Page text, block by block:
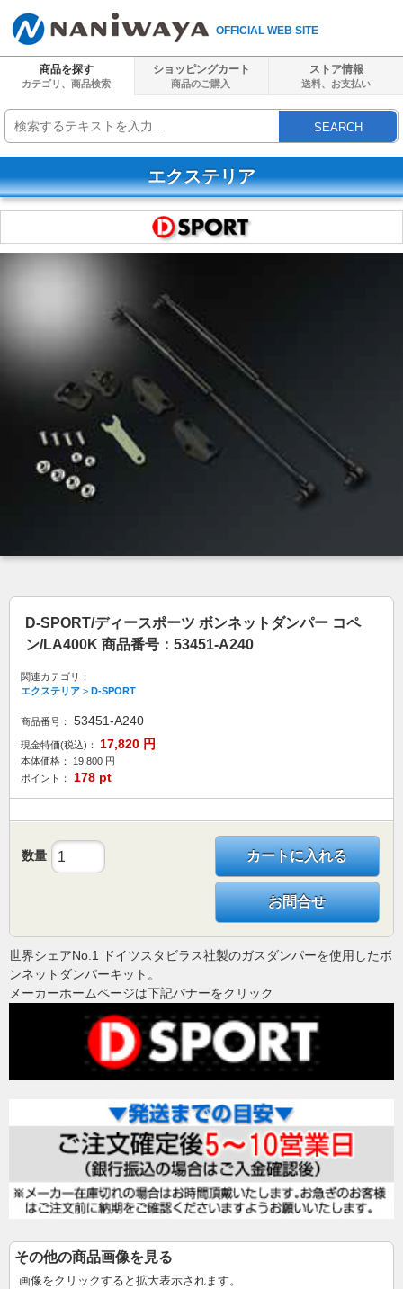
OFFICIAL WEB SITE
商品を探す
カテゴリ、商品検索
ショッピングカート
商品のご購入
ストア情報
送料、 お支払い
SEARCH
エクステリア
D-SPORT/ディースポーツ ボンネットダンパー コペ
ン/LA400K 商品番号：53451-A240
関連カテゴリ：
エクステリア > D-SPORT
商品番号： 53451-A240
現金特価(税込)： 17,820 円
本体価格： 19,800 円
ポイント：
178 pt
数量 カートに入れる
お問合せ
世界シェアNo.1 ドイツスタビラス社製のガスダンパーを使用したボ
ンネットダンパーキット。
メーカーホームページは下記バナーをクリック
その他の商品画像を見る
画像をクリックすると拡大表示されます。